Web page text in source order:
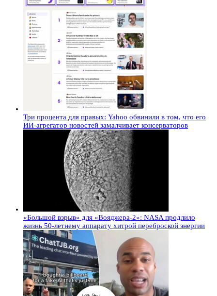
Три процента для правых: Yahoo обвинили в том, что его
ИИ-агрегатор новостей замалчивает консерваторов
«Большой взрыв» для «Вояджера-2»: NASA продлило
жизнь 50-летнему аппарату хитрой переброской энергии